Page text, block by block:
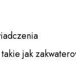
jak